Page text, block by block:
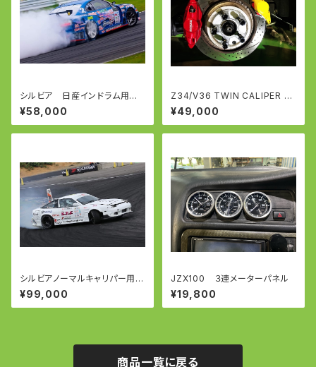
シルビア 日産インドラム用 T
WIN CALIPER KIT ツインキャ
¥58,000
Z34/V36 TWIN CALIPER KI
T ツインキャリパーキット アケ
ボノブレーキ用
¥49,000
シルビアノーマルキャリパー用
TWIN CALIPER KIT ツイン
¥99,000
JZX100 ３連メーターパネル
¥19,800
商品一覧に戻る